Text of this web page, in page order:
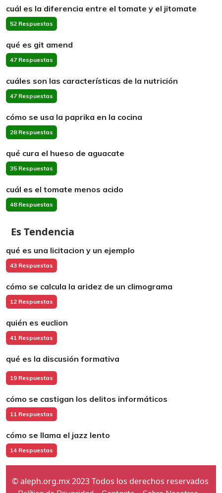
cuál es la diferencia entre el tomate y el jitomate
52 Respuestas
qué es git amend
47 Respuestas
cuáles son las características de la nutrición
47 Respuestas
cómo se usa la paprika en la cocina
28 Respuestas
qué cura el hueso de aguacate
35 Respuestas
cuál es el tomate menos acido
48 Respuestas
Es Tendencia
qué es una licitacion y un ejemplo
43 Respuestas
cómo se calcula la aridez de un climograma
12 Respuestas
quién es euclion
41 Respuestas
qué es la discusión formativa
19 Respuestas
cómo se castigan los delitos informáticos
11 Respuestas
cómo se llama el jazz lento
14 Respuestas
© aleph.org.mx 2023 Todos los derechos reservados